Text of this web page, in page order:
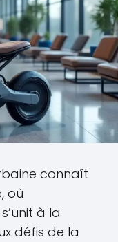
connaît
où
à la
défis de la